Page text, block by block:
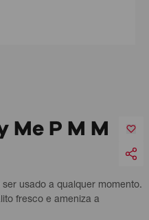
Me P M M
usado a qualquer momento.
fresco e ameniza a